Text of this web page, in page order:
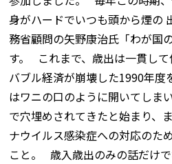
身がハードでいつも頭から煙の
務省顧問の矢野康治氏「わが国
す。 これまで、歳出は一貫し
バブル経済が崩壊した1990年度
はワニの口のように開いてしま
で穴埋めされてきたと始まり、
ナウイルス感染症への対応のた
こと。 歳入歳出のみの話だけ